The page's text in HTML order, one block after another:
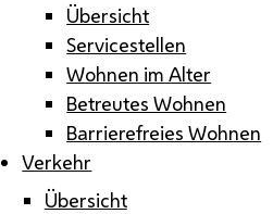
Übersicht
Servicestellen
Wohnen im Alter
Betreutes Wohnen
Barrierefreies Wohnen
Verkehr
Übersicht